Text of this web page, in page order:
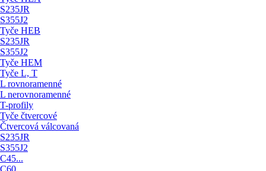
S235JR
S355J2
Tyče HEB
S235JR
S355J2
Tyče HEM
Tyče L, T
L rovnoramenné
L nerovnoramenné
T-profily
Tyče čtvercové
Čtvercová válcovaná
S235JR
S355J2
C45...
C60